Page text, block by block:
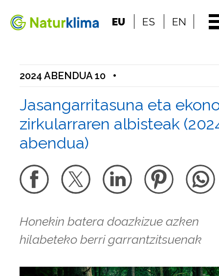
Edukietara jo
EU ES EN
2024 ABENDUA 10 •
Jasangarritasuna eta
zirkularraren albisteak
abendua)
Honekin batera doazkizue azken
hilabeteko berri garrantzitsuenak